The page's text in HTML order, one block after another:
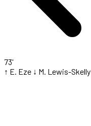
73'
↑ E. Eze ↓ M. Lewis-Skelly